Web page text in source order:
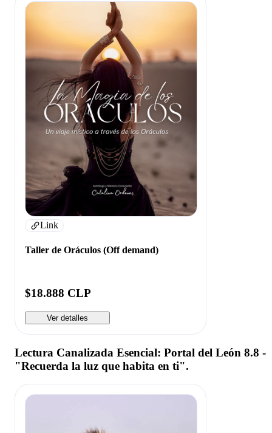
Link
Taller de Oráculos (Off demand)
$18.888 CLP
Ver detalles
Lectura Canalizada Esencial: Portal del León 8.8 -
"Recuerda la luz que habita en ti".